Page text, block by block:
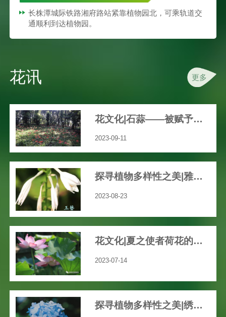
长株潭城际铁路湘府路站紧靠植物园北，可乘轨道交
通顺利到达植物园。
花讯 更多
花文化|石蒜——被赋予众多文艺、神秘色彩的花
2023-09-11
探寻植物多样性之美|雅致之花“玉簪”
2023-08-23
花文化|夏之使者荷花的渊远历史文化
2023-07-14
探寻植物多样性之美|绣球花开，共赴一场五彩缤纷的“仲夏之梦”吧！